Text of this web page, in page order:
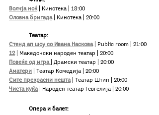
Волчја ноќ | Кинотека | 18:00
Оловна бригада | Кинотека | 20:00
Театар:
Стенд ап шоу со Ивана Насковa | Public room | 21:00
12 | Македонски народен театар | 20:00
Повеќе од игра
| Драмски театар | 20:00
Аматери | Театар Комедија | 20:00
Сите прекрасни нешта | Театар Штип | 20:00
Чиста куќа | Народен театар Гевгелија | 20:00
Опера и балет: